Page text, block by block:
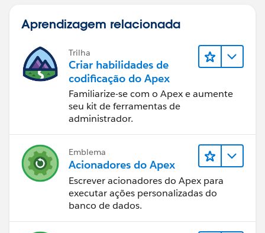
Aprendizagem relacionada
Trilha
Criar habilidades de
codificação do Apex
Familiarize-se com o Apex e aumente
seu kit de ferramentas de
administrador.
Emblema
Acionadores do Apex
Escrever acionadores do Apex para
executar ações personalizadas do
banco de dados.